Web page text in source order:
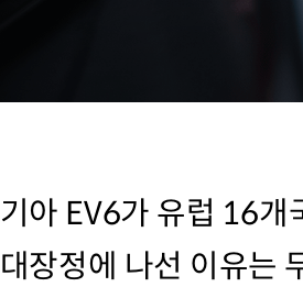
기아 EV6가 유럽 16개
대장정에 나선 이유는